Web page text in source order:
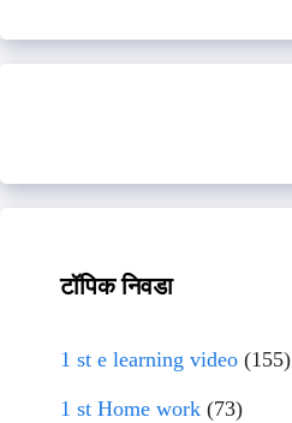
टॉपिक निवडा
1 st e learning video (155)
1 st Home work (73)